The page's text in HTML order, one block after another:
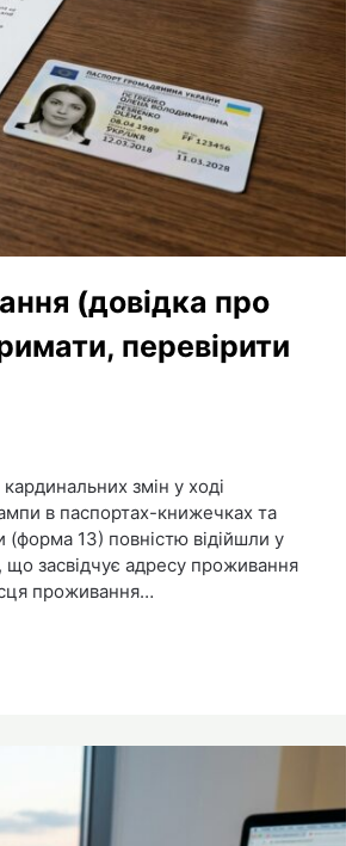
(довідка про
перевірити
змін у ході
в паспортах-книжечках та
(форма 13) повністю відійшли у
засвідчує адресу проживання
проживання…